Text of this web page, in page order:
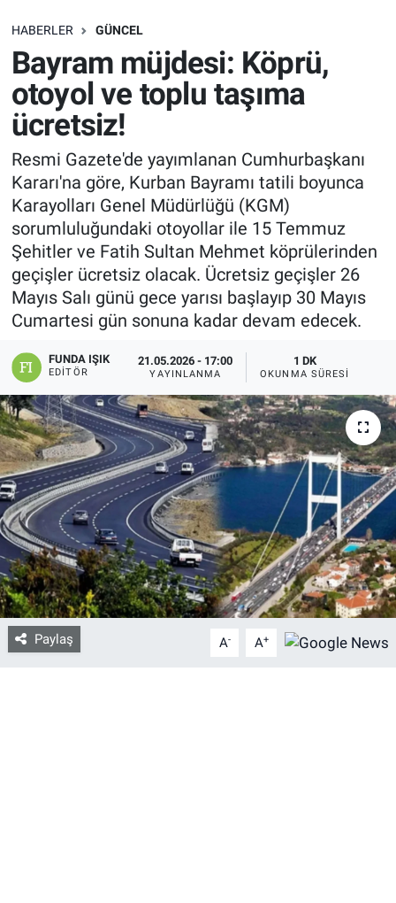
HABERLER GÜNCEL
Bayram müjdesi: Köprü,
otoyol ve toplu taşıma
ücretsiz!
Resmi Gazete'de yayımlanan Cumhurbaşkanı
Kararı'na göre, Kurban Bayramı tatili boyunca
Karayolları Genel Müdürlüğü (KGM)
sorumluluğundaki otoyollar ile 15 Temmuz
Şehitler ve Fatih Sultan Mehmet köprülerinden
geçişler ücretsiz olacak. Ücretsiz geçişler 26
Mayıs Salı günü gece yarısı başlayıp 30 Mayıs
Cumartesi gün sonuna kadar devam edecek.
FUNDA IŞIK
EDITÖR
21.05.2026 - 17:00
YAYINLANMA
1 DK
OKUNMA SÜRESI
Paylaş A- A+
SAĞLIK
EKONOMİ
EĞİTİM
ÖZEL HABER
Keşfet
ASTROLOJİ
MANŞET
İLAN
Bize ulaşın
İletişim/Künye
Yaşam
Gözden Kaçmasın
İletişim (Künye)